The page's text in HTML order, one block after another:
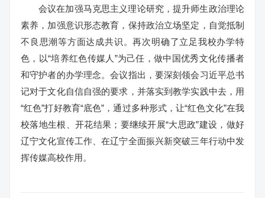
会议在加强马克思主义理论研究，提升师生政治理论
素养，加强意识形态教育，保持政治立场坚定，自觉抵制
不良思潮等方面达成共识。再次明确了立足我校办学特
色，以“培养红色传媒人”为己任，做中国优秀文化传播者
和守护者的办学理念。会议指出，要深刻领会习近平总书
记对于文化自信自强的要求，并落实到教学实践中去，用
“红色”打好教育“底色”，通过多种形式，让“红色文化”在我
校落地生根、开花结果；要继续开展“大思政”建设，做好
辽宁文化宣传工作、在辽宁全面振兴新突破三年行动中发
挥传媒高校作用。